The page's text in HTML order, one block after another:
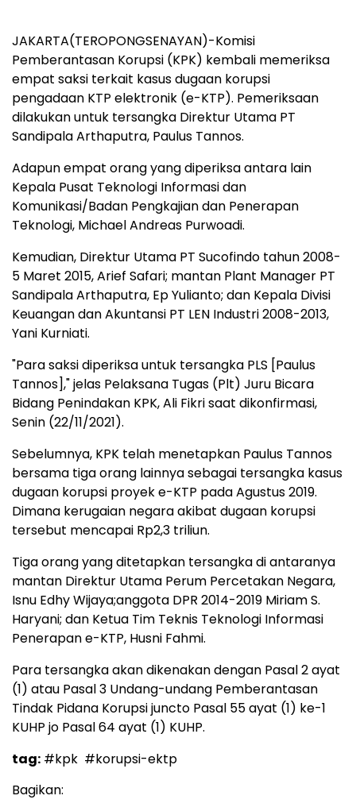
JAKARTA(TEROPONGSENAYAN)-Komisi
Pemberantasan Korupsi (KPK) kembali memeriksa
empat saksi terkait kasus dugaan korupsi
pengadaan KTP elektronik (e-KTP). Pemeriksaan
dilakukan untuk tersangka Direktur Utama PT
Sandipala Arthaputra, Paulus Tannos.
Adapun empat orang yang diperiksa antara lain
Kepala Pusat Teknologi Informasi dan
Komunikasi/Badan Pengkajian dan Penerapan
Teknologi, Michael Andreas Purwoadi.
Kemudian, Direktur Utama PT Sucofindo tahun 2008-
5 Maret 2015, Arief Safari; mantan Plant Manager PT
Sandipala Arthaputra, Ep Yulianto; dan Kepala Divisi
Keuangan dan Akuntansi PT LEN Industri 2008-2013,
Yani Kurniati.
"Para saksi diperiksa untuk tersangka PLS [Paulus
Tannos]," jelas Pelaksana Tugas (Plt) Juru Bicara
Bidang Penindakan KPK, Ali Fikri saat dikonfirmasi,
Senin (22/11/2021).
Sebelumnya, KPK telah menetapkan Paulus Tannos
bersama tiga orang lainnya sebagai tersangka kasus
dugaan korupsi proyek e-KTP pada Agustus 2019.
Dimana kerugaian negara akibat dugaan korupsi
tersebut mencapai Rp2,3 triliun.
Tiga orang yang ditetapkan tersangka di antaranya
mantan Direktur Utama Perum Percetakan Negara,
Isnu Edhy Wijaya;anggota DPR 2014-2019 Miriam S.
Haryani; dan Ketua Tim Teknis Teknologi Informasi
Penerapan e-KTP, Husni Fahmi.
Para tersangka akan dikenakan dengan Pasal 2 ayat
(1) atau Pasal 3 Undang-undang Pemberantasan
Tindak Pidana Korupsi juncto Pasal 55 ayat (1) ke-1
KUHP jo Pasal 64 ayat (1) KUHP.
tag: #kpk #korupsi-ektp
Bagikan: